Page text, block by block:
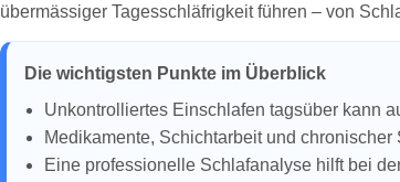
übermässiger Tagesschläfrigkeit führen – von
Die wichtigsten Punkte im Überblick
Unkontrolliertes Einschlafen tagsüber kann
Medikamente, Schichtarbeit und
Eine professionelle Schlafanalyse hilft bei